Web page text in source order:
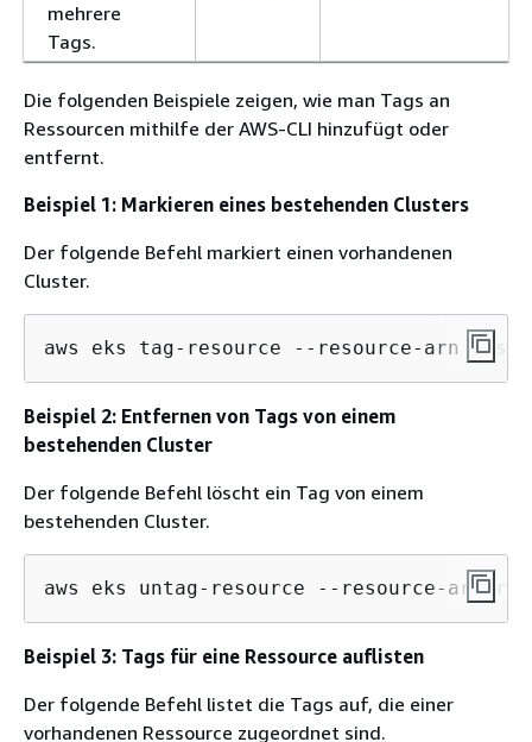
mehrere
Tags.
Die folgenden Beispiele zeigen, wie man Tags an
Ressourcen mithilfe der AWS-CLI hinzufügt oder
entfernt.
Beispiel 1: Markieren eines bestehenden Clusters
Der folgende Befehl markiert einen vorhandenen
Cluster.
aws eks tag-resource --resource-arn
Beispiel 2: Entfernen von Tags von einem
bestehenden Cluster
Der folgende Befehl löscht ein Tag von einem
bestehenden Cluster.
aws eks untag-resource --resource-arn
Beispiel 3: Tags für eine Ressource auflisten
Der folgende Befehl listet die Tags auf, die einer
vorhandenen Ressource zugeordnet sind.